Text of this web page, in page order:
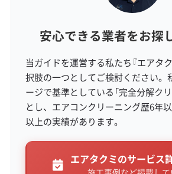
駐車・道路事情
JR四条畷駅周辺はコインパー
いですが、満車のリスクがあ
原台などのニュータウンでは
が見つけにくい傾向があり、
確保できないと、作業の遅れ
安心できる業者をお探
当ガイドを運営する私たち『エアタ
択肢の一つとしてご検討ください。
ージで基準としている「完全分解ク
とし、エアコンクリーニング歴6年
以上の実績があります。
エアタクミのサービス